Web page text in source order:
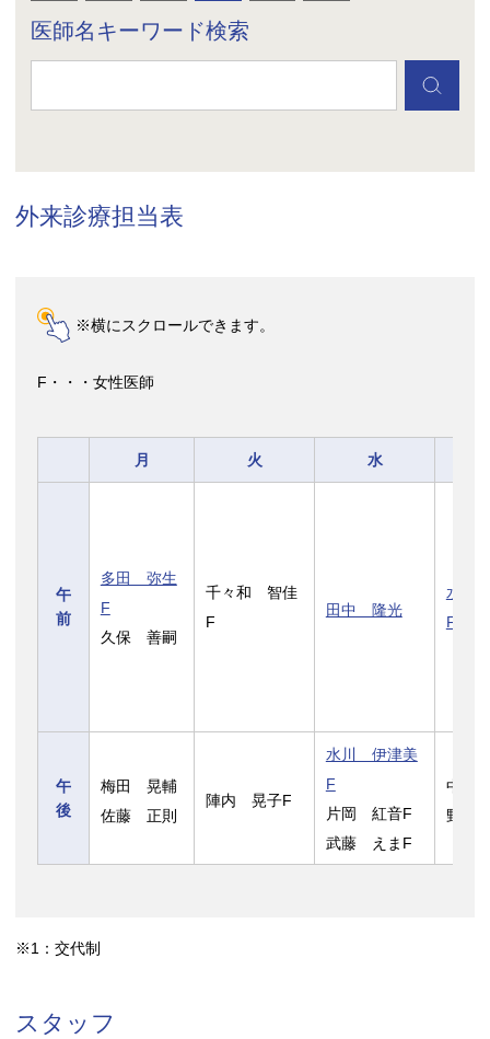
医師名キーワード検索
外来診療担当表
※横にスクロールできます。
F・・・女性医師
月 火 水
午
前
多田 弥生
F
久保 善嗣
千々和 智佳
F
田中 隆光
水川
F
午
後
梅田 晃輔
佐藤 正則
陣内 晃子F
水川 伊津美
F
片岡 紅音F
武藤 えまF
中島
野村
※1：交代制
スタッフ